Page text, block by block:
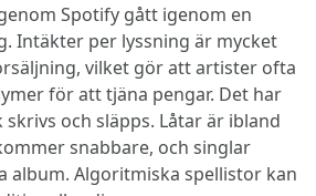
Spotify gått igenom en
Intäkter per lyssning är mycket
vilket gör att artister ofta
för att tjäna pengar. Det har
och släpps. Låtar är ibland
snabbare, och singlar
album. Algoritmiska spellistor kan